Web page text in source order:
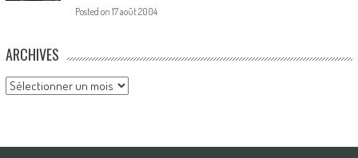
Posted on 17 août 2004
ARCHIVES
Archives